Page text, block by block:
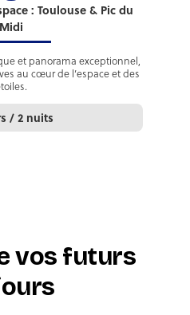
: Toulouse & Pic du
Midi
et panorama exceptionnel,
au cœur de l’espace et des
/ 2 nuits
vos futurs